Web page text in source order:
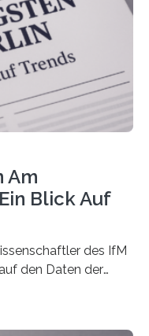
der Befragten ist
Jahren eine
nur ein Drittel hat
Am
Blick Auf
des IfM
den Daten der
von